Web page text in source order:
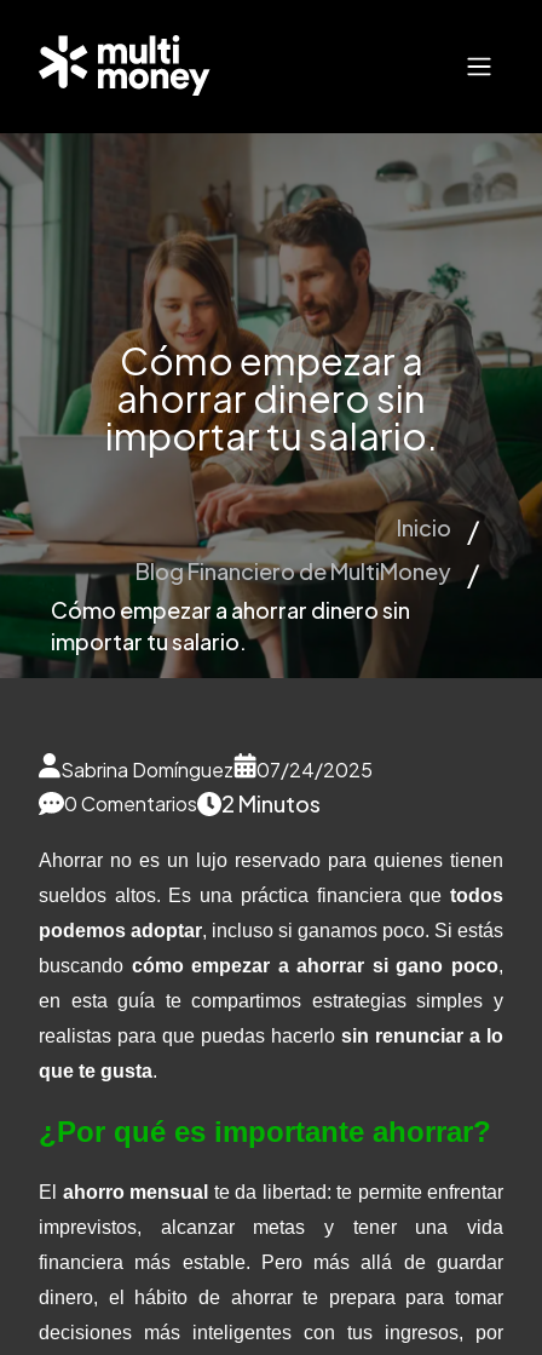
Cómo empezar a
ahorrar dinero sin
importar tu salario.
Inicio
Blog Financiero de MultiMoney
Cómo empezar a ahorrar dinero sin
importar tu salario.
Sabrina Domínguez
07/24/2025
0 Comentarios
2 Minutos
Ahorrar no es un lujo reservado para quienes tienen
sueldos altos. Es una práctica financiera que todos
podemos adoptar, incluso si ganamos poco. Si estás
buscando cómo empezar a ahorrar si gano poco,
en esta guía te compartimos estrategias simples y
realistas para que puedas hacerlo sin renunciar a lo
que te gusta.
¿Por qué es importante ahorrar?
El ahorro mensual te da libertad: te permite enfrentar
imprevistos, alcanzar metas y tener una vida
financiera más estable. Pero más allá de guardar
dinero, el hábito de ahorrar te prepara para tomar
decisiones más inteligentes con tus ingresos, por